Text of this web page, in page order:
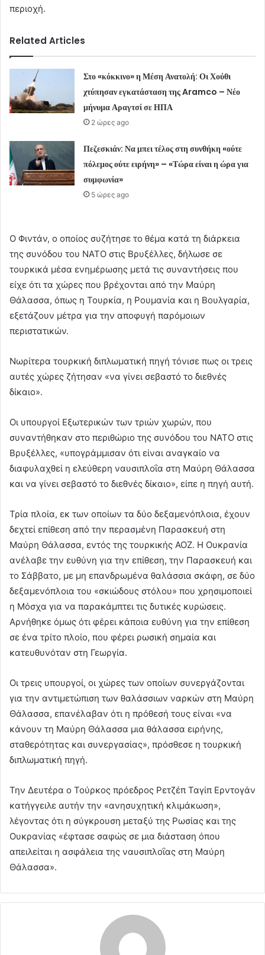
περιοχή.
Related Articles
Στο «κόκκινο» η Μέση Ανατολή: Οι Χούθι
χτύπησαν εγκατάσταση της Aramco – Νέο
μήνυμα Αραγτσί σε ΗΠΑ
2 ώρες ago
Πεζεσκιάν: Να μπει τέλος στη συνθήκη «ούτε
πόλεμος ούτε ειρήνη» – «Τώρα είναι η ώρα για
συμφωνία»
5 ώρες ago
Ο Φιντάν, ο οποίος συζήτησε το θέμα κατά τη διάρκεια
της συνόδου του ΝΑΤΟ στις Βρυξέλλες, δήλωσε σε
τουρκικά μέσα ενημέρωσης μετά τις συναντήσεις που
είχε ότι τα χώρες που βρέχονται από την Μαύρη
Θάλασσα, όπως η Τουρκία, η Ρουμανία και η Βουλγαρία,
εξετάζουν μέτρα για την αποφυγή παρόμοιων
περιστατικών.
Νωρίτερα τουρκική διπλωματική πηγή τόνισε πως οι τρεις
αυτές χώρες ζήτησαν «να γίνει σεβαστό το διεθνές
δίκαιο».
Οι υπουργοί Εξωτερικών των τριών χωρών, που
συναντήθηκαν στο περιθώριο της συνόδου του ΝΑΤΟ στις
Βρυξέλλες, «υπογράμμισαν ότι είναι αναγκαίο να
διαφυλαχθεί η ελεύθερη ναυσιπλοΐα στη Μαύρη Θάλασσα
και να γίνει σεβαστό το διεθνές δίκαιο», είπε η πηγή αυτή.
Τρία πλοία, εκ των οποίων τα δύο δεξαμενόπλοια, έχουν
δεχτεί επίθεση από την περασμένη Παρασκευή στη
Μαύρη Θάλασσα, εντός της τουρκικής ΑΟΖ. Η Ουκρανία
ανέλαβε την ευθύνη για την επίθεση, την Παρασκευή και
το Σάββατο, με μη επανδρωμένα θαλάσσια σκάφη, σε δύο
δεξαμενόπλοια του «σκιώδους στόλου» που χρησιμοποιεί
η Μόσχα για να παρακάμπτει τις δυτικές κυρώσεις.
Αρνήθηκε όμως ότι φέρει κάποια ευθύνη για την επίθεση
σε ένα τρίτο πλοίο, που φέρει ρωσική σημαία και
κατευθυνόταν στη Γεωργία.
Οι τρεις υπουργοί, οι χώρες των οποίων συνεργάζονται
για την αντιμετώπιση των θαλάσσιων ναρκών στη Μαύρη
Θάλασσα, επανέλαβαν ότι η πρόθεσή τους είναι «να
κάνουν τη Μαύρη Θάλασσα μια θάλασσα ειρήνης,
σταθερότητας και συνεργασίας», πρόσθεσε η τουρκική
διπλωματική πηγή.
Την Δευτέρα ο Τούρκος πρόεδρος Ρετζέπ Ταγίπ Ερντογάν
κατήγγειλε αυτήν την «ανησυχητική κλιμάκωση»,
λέγοντας ότι η σύγκρουση μεταξύ της Ρωσίας και της
Ουκρανίας «έφτασε σαφώς σε μια διάσταση όπου
απειλείται η ασφάλεια της ναυσιπλοΐας στη Μαύρη
Θάλασσα».